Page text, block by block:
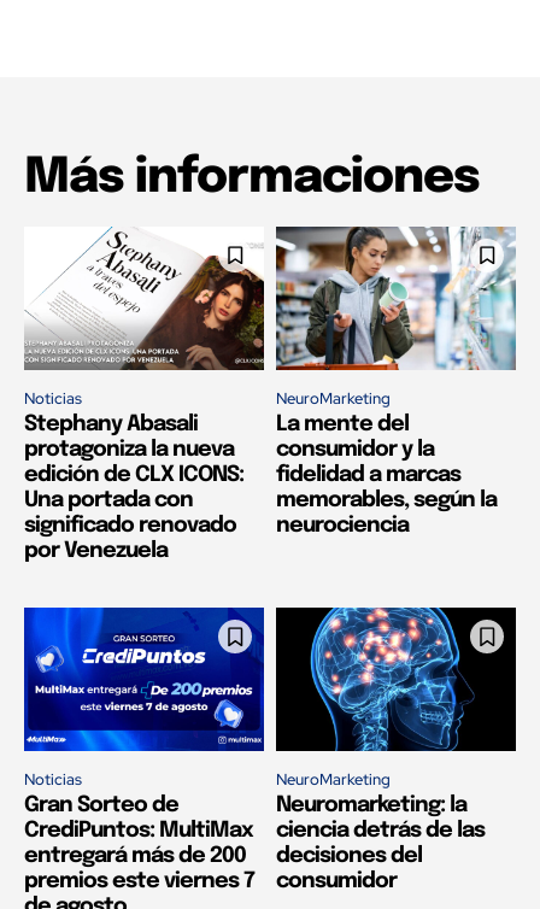
Más informaciones
Noticias
Stephany Abasali
protagoniza la nueva
edición de CLX ICONS:
Una portada con
significado renovado
por Venezuela
NeuroMarketing
La mente del
consumidor y la
fidelidad a marcas
memorables, según la
neurociencia
Noticias
Gran Sorteo de
CrediPuntos: MultiMax
entregará más de 200
premios este viernes 7
NeuroMarketing
Neuromarketing: la
ciencia detrás de las
decisiones del
consumidor